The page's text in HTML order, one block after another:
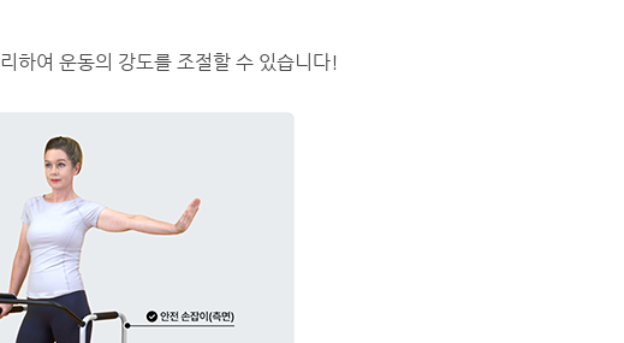
하여 운동의 강도를 조절할 수 있습니다!